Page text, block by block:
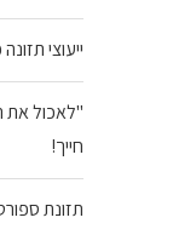
ייעוצי
"לאכול את
חייך!
תזונת